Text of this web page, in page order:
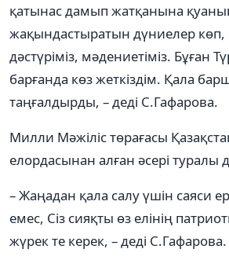
қатынас дамып жатқанына
жақындастыратын дүниелер көп,
дәстүріміз, мәдениетіміз. Бұған
барғанда көз жеткіздім. Қала
таңғалдырды, – деді С.Гафарова.
Милли Мәжіліс төрағасы
елордасынан алған әсері туралы
– Жаңадан қала салу үшін саяси
емес, Сіз сияқты өз елінің
жүрек те керек, – деді С.Гафарова.